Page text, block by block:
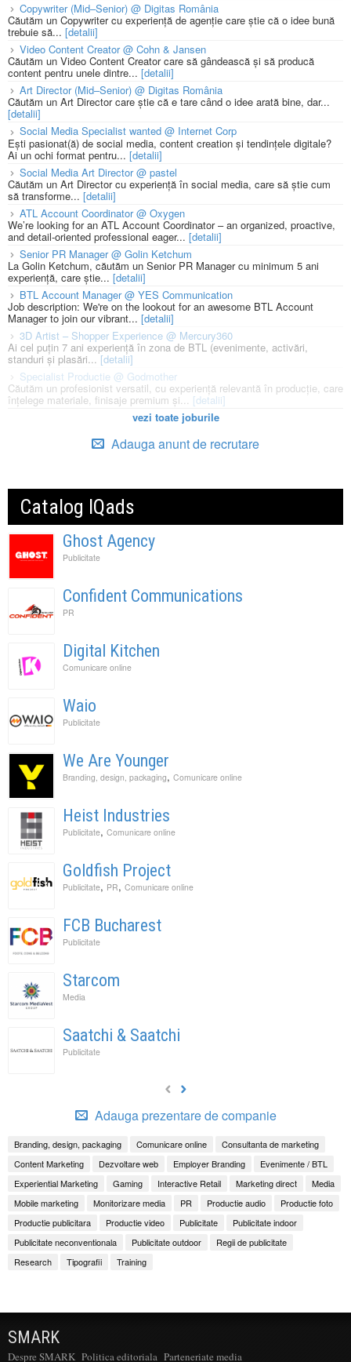
Copywriter (Mid–Senior) @ Digitas România
Căutăm un Copywriter cu experiență de agenție care știe că o idee bună
trebuie să... [detalii]
Video Content Creator @ Cohn & Jansen
Căutăm un Video Content Creator care să gândească și să producă
content pentru unele dintre... [detalii]
Art Director (Mid–Senior) @ Digitas România
Căutăm un Art Director care știe că e tare când o idee arată bine, dar...
[detalii]
Social Media Specialist wanted @ Internet Corp
Ești pasionat(ă) de social media, content creation și tendințele digitale?
Ai un ochi format pentru... [detalii]
Social Media Art Director @ pastel
Căutăm un Art Director cu experiență în social media, care să știe cum
să transforme... [detalii]
ATL Account Coordinator @ Oxygen
We’re looking for an ATL Account Coordinator – an organized, proactive,
and detail-oriented professional eager... [detalii]
Senior PR Manager @ Golin Ketchum
La Golin Ketchum, căutăm un Senior PR Manager cu minimum 5 ani
experiență, care știe... [detalii]
BTL Account Manager @ YES Communication
Job description: We're on the lookout for an awesome BTL Account
Manager to join our vibrant... [detalii]
3D Artist – Shopper Experience @ Mercury360
Ai cel puțin 7 ani experiență în zona de BTL (evenimente, activări,
standuri și plasări...[detalii]
Specialist Productie @ Godmother
Căutăm un profesionist versatil, cu experiență relevantă în producție, care
înțelege materiale, finisaje premium și... [detalii]
vezi toate joburile
Adauga anunt de recrutare
Catalog IQads
Ghost Agency
Publicitate
Confident Communications
PR
Digital Kitchen
Comunicare online
Waio
Publicitate
We Are Younger
Branding, design, packaging, Comunicare online
Heist Industries
Publicitate, Comunicare online
Goldfish Project
Publicitate, PR, Comunicare online
FCB Bucharest
Publicitate
Starcom
Media
Saatchi & Saatchi
Publicitate
Adauga prezentare de companie
Branding, design, packaging Comunicare online
Consultanta de marketing
Content Marketing
Dezvoltare web Employer Branding
Evenimente / BTL
Experiential Marketing
Gaming Interactive Retail Marketing direct
Media
Mobile marketing
Monitorizare media PR Productie audio
Productie foto
Productie publicitara
Productie video Publicitate
Publicitate indoor
Publicitate neconventionala
Publicitate outdoor
Regii de publicitate
Research
Tipografii Training
SMARK
Despre SMARK Politica editoriala Parteneriate media